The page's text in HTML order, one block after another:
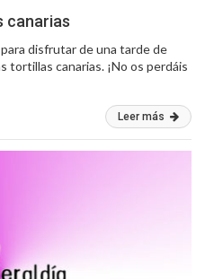
canarias
disfrutar de una tarde de
tortillas canarias. ¡No os perdáis
Leer más